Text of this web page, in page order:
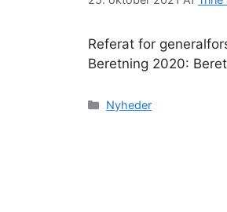
Referat for
Beretning 2020:
Kategorier
Nyheder